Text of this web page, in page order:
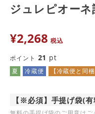
ジュレピオー
¥2,268 税込
ポイント 21 pt
夏 冷蔵便 【冷蔵便と同
【※必須】手提げ袋(